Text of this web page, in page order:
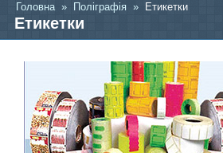
Головна » Поліграфія » Етикетки
Етикетки